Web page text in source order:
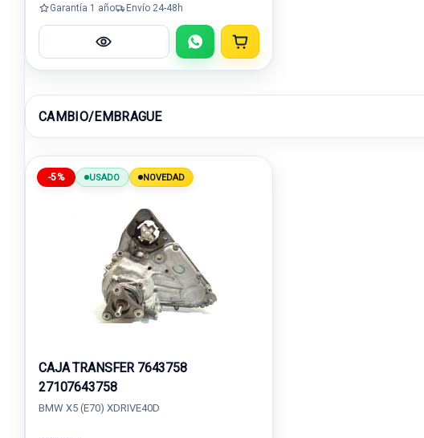
Garantía 1 año Envío 24-48h
CAMBIO/EMBRAGUE
-5% USADO NOVEDAD
CAJA TRANSFER 7643758
27107643758
BMW X5 (E70) XDRIVE40D